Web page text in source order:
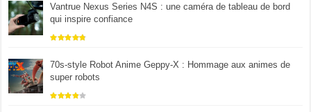
Vantrue Nexus Series N4S : une caméra de tableau de bord
qui inspire confiance
70s-style Robot Anime Geppy-X : Hommage aux animes de
super robots